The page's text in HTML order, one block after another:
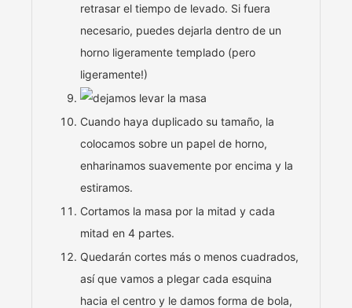
retrasar el tiempo de levado. Si fuera
necesario, puedes dejarla dentro de un
horno ligeramente templado (pero
ligeramente!)
Cuando haya duplicado su tamaño, la
colocamos sobre un papel de horno,
enharinamos suavemente por encima y la
estiramos.
Cortamos la masa por la mitad y cada
mitad en 4 partes.
Quedarán cortes más o menos cuadrados,
así que vamos a plegar cada esquina
hacia el centro y le damos forma de bola,